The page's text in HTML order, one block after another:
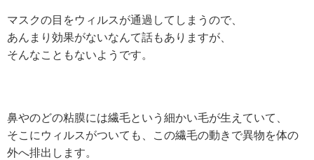
マスクの目をウィルスが通過してしまうので、
あんまり効果がないなんて話もありますが、
そんなこともないようです。
鼻やのどの粘膜には繊毛という細かい毛が生えていて、
そこにウィルスがついても、この繊毛の動きで異物を体の
外へ排出します。